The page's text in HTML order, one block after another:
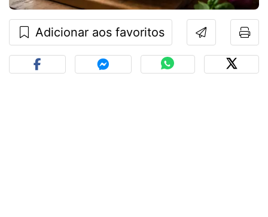
Adicionar aos favoritos